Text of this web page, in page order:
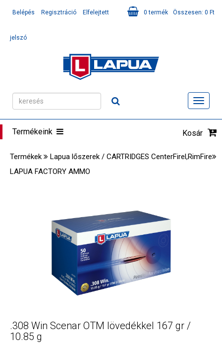
Összesen: 0 Ft
0 termék
Belépés Regisztráció Elfelejtett
jelszó
Termékeink Kosár
Termékek
Lapua lőszerek / CARTRIDGES CenterFirel,RimFire
LAPUA FACTORY AMMO
.308 Win Scenar OTM lövedékkel 167 gr /
10.85 g